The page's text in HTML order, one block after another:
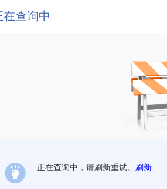
在查询中
正在查询中，请刷新重试。 刷新